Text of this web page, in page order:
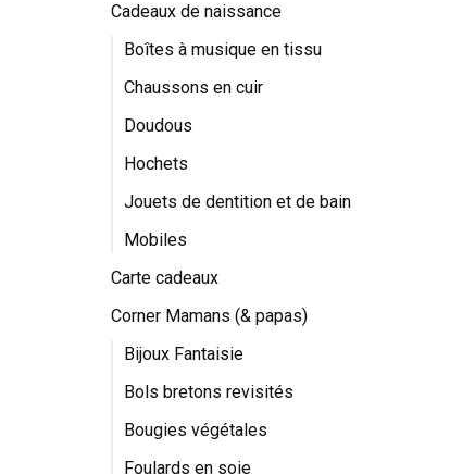
Cadeaux de naissance
Boîtes à musique en tissu
Chaussons en cuir
Doudous
Hochets
Jouets de dentition et de bain
Mobiles
Carte cadeaux
Corner Mamans (& papas)
Bijoux Fantaisie
Bols bretons revisités
Bougies végétales
Foulards en soie